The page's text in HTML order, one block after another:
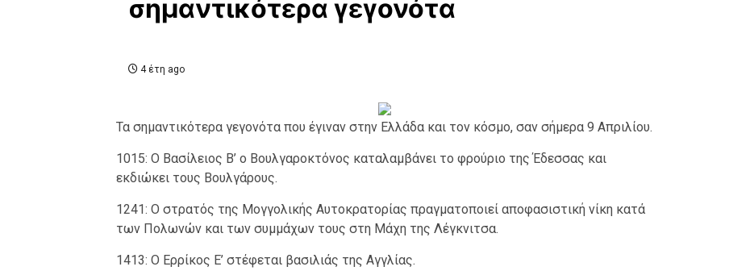
σημαντικότερα γεγονότα
4 έτη ago
Τα σημαντικότερα γεγονότα που έγιναν στην Ελλάδα και τον κόσμο, σαν σήμερα 9 Απριλίου.
1015: Ο Βασίλειος Β’ ο Βουλγαροκτόνος καταλαμβάνει το φρούριο της Έδεσσας και
εκδιώκει τους Βουλγάρους.
1241: Ο στρατός της Μογγολικής Αυτοκρατορίας πραγματοποιεί αποφασιστική νίκη κατά
των Πολωνών και των συμμάχων τους στη Μάχη της Λέγκνιτσα.
1413: Ο Ερρίκος Ε’ στέφεται βασιλιάς της Αγγλίας.